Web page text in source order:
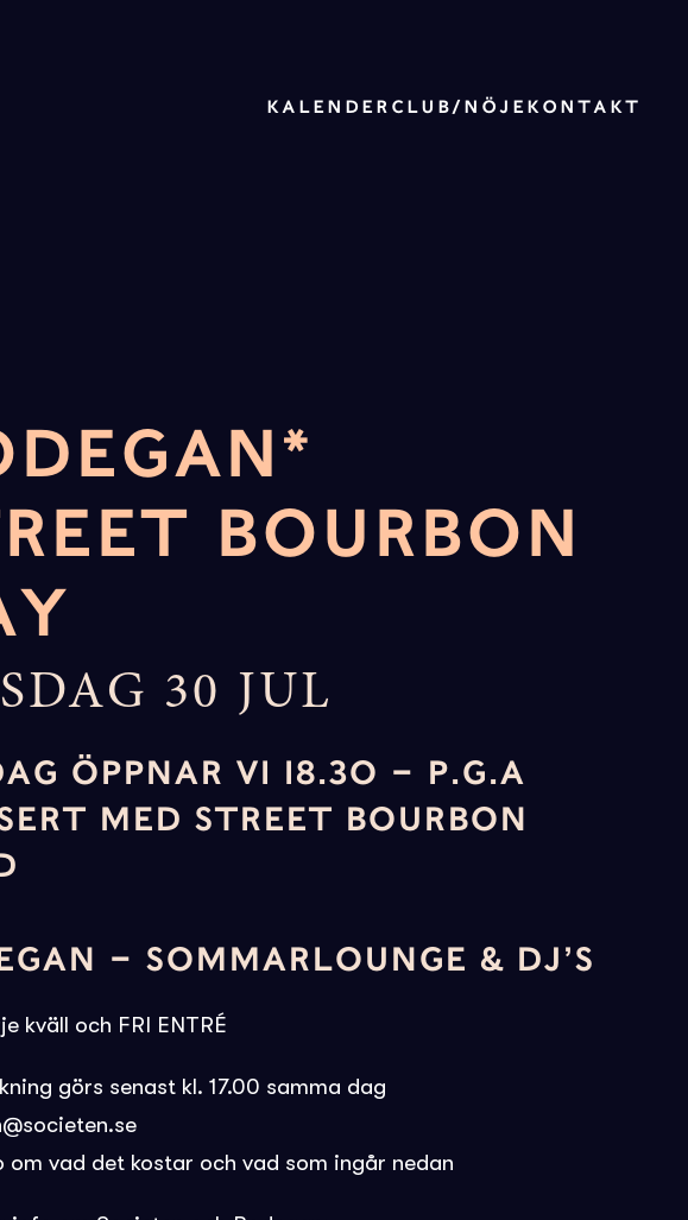
KALENDER CLUB/NÖJE KONTAKT
BOURBON
30 JUL
ÖPPNAR VI 18.30 – P.G.A
MED STREET BOURBON
– SOMMARLOUNGE & DJ’S
kväll och FRI ENTRÉ
görs senast kl. 17.00 samma dag
om vad det kostar och vad som ingår nedan